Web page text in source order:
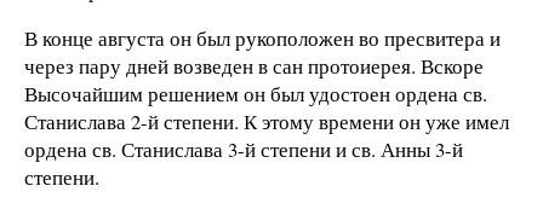
В конце августа он был рукоположен во пресвитера и
через пару дней возведен в сан протоиерея. Вскоре
Высочайшим решением он был удостоен ордена св.
Станислава 2-й степени. К этому времени он уже имел
ордена св. Станислава 3-й степени и св. Анны 3-й
степени.